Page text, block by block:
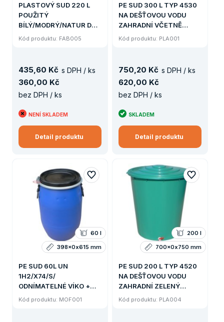
PLASTOVÝ SUD 220 L
POUŽITÝ
BÍLÝ/MODRÝ/NATUR DVĚ
ZÁTKY NA KAPALINY
Kód produktu: FAB005
435,60 Kč s DPH / ks
360 00 Kč
bez DPH / ks
NENÍ SKLADEM
Detail produktu
PE SUD 300 L TYP 4530
NA DEŠŤOVOU VODU
ZAHRADNÍ VČETNĚ
VÝPUSTNÉHO
Kód produktu: PLA001
750,20 Kč s DPH / ks
620 00 Kč
bez DPH / ks
SKLADEM
Detail produktu
PE SUD 60L UN
1H2/X74/S/
ODNÍMATELNÉ VÍKO +
PÁKOVÝ UZÁVĚR
Kód produktu: MOF001
60 l
398x0x615 mm
PE SUD 200 L TYP 4520
NA DEŠŤOVOU VODU
ZAHRADNÍ ZELENÝ
VČETNĚ VÝPUSTNÉHO
Kód produktu: PLA004
200 l
700x0x750 mm